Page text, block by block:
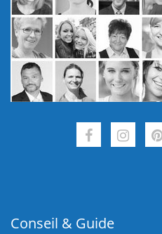
Conseil & Guide